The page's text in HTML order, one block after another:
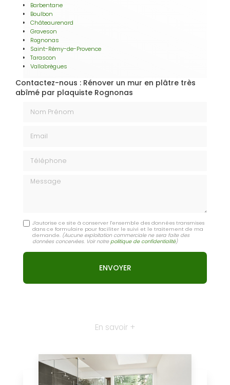
Barbentane
Boulbon
Châteaurenard
Graveson
Rognonas
Saint-Rémy-de-Provence
Tarascon
Vallabrègues
Contactez-nous : Rénover un mur en plâtre très
abîmé par plaquiste Rognonas
Message
J'autorise ce site à conserver l'ensemble des données transmises
dans ce formulaire pour faciliter le suivi et le traitement de ma
demande. (Aucune exploitation commerciale ne sera faite des
données concervées. Voir notrepolitique de confidentialité)
En savoir +